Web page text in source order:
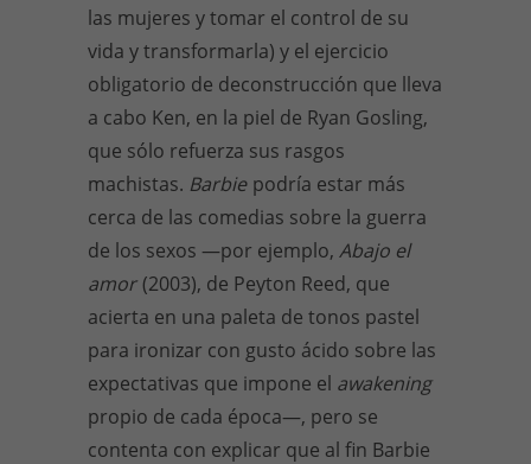
las mujeres y tomar el control de su
vida y transformarla) y el ejercicio
obligatorio de deconstrucción que lleva
a cabo Ken, en la piel de Ryan Gosling,
que sólo refuerza sus rasgos
machistas. Barbie podría estar más
cerca de las comedias sobre la guerra
de los sexos —por ejemplo, Abajo el
amor (2003), de Peyton Reed, que
acierta en una paleta de tonos pastel
para ironizar con gusto ácido sobre las
expectativas que impone el awakening
propio de cada época—, pero se
contenta con explicar que al fin Barbie